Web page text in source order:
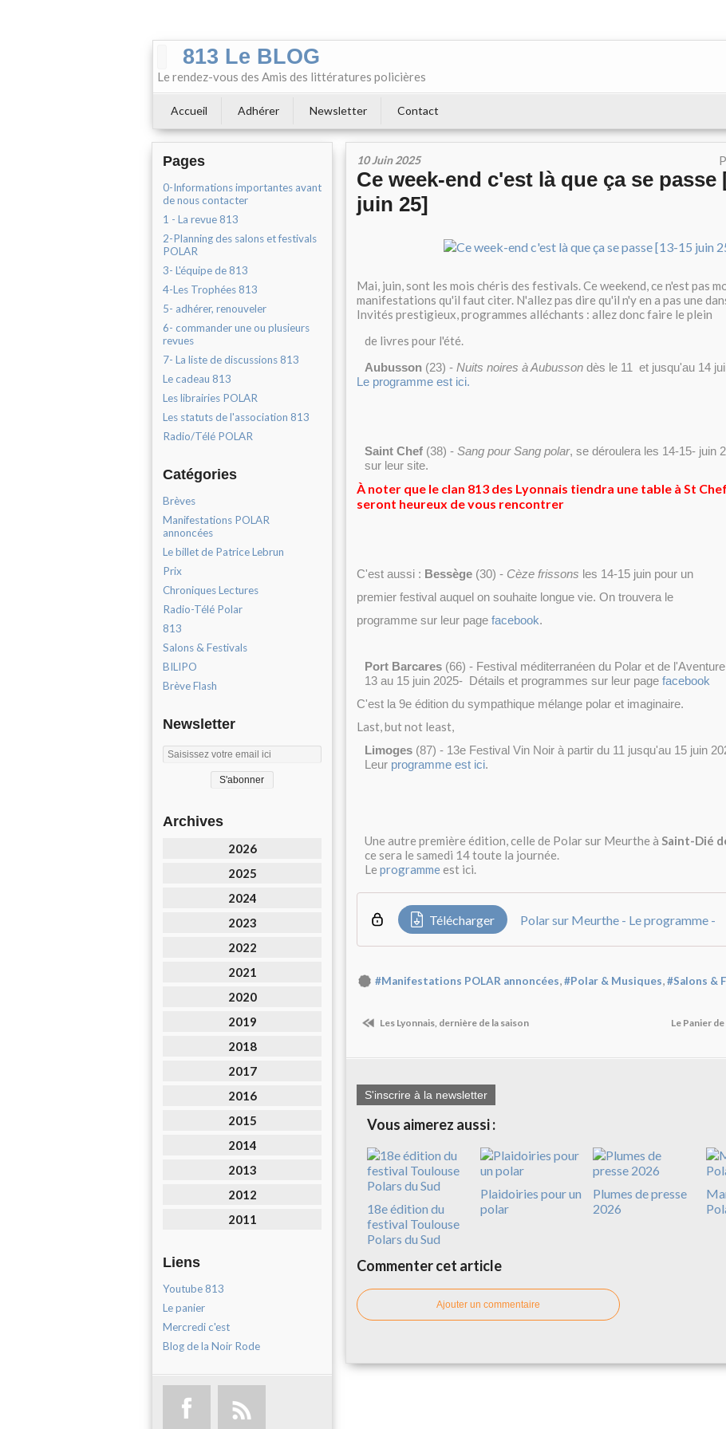
813 Le BLOG
Le rendez-vous des Amis des littératures policières
Accueil Adhérer Newsletter Contact
Pages
0-Informations importantes avant
de nous contacter
1 - La revue 813
2-Planning des salons et festivals
POLAR
3- L'équipe de 813
4-Les Trophées 813
5- adhérer, renouveler
6- commander une ou plusieurs
revues
7- La liste de discussions 813
Le cadeau 813
Les librairies POLAR
Les statuts de l'association 813
Radio/Télé POLAR
Catégories
Brèves
Manifestations POLAR
annoncées
Le billet de Patrice Lebrun
Prix
Chroniques Lectures
Radio-Télé Polar
813
Salons & Festivals
BILIPO
Brève Flash
Newsletter
Archives
2026
2025
2024
2023
2022
2021
2020
2019
2018
2017
2016
2015
2014
2013
2012
2011
Liens
Youtube 813
Le panier
Mercredi c'est
Blog de la Noir Rode
10 Juin 2025
Ce week-end c'est là que ça se passe
juin 25]
Mai, juin, sont les mois chéris des festivals. Ce weekend, ce n'est pas
manifestations qu'il faut citer. N'allez pas dire qu'il n'y en a pas une
Invités prestigieux, programmes alléchants : allez donc faire le plein
de livres pour l'été.
Aubusson (23) - Nuits noires à Aubusson dès le 11 et jusqu'au 14
Le programme est ici.
Saint Chef (38) - Sang pour Sang polar, se déroulera les 14-15- juin
sur leur site.
À noter que le clan 813 des Lyonnais tiendra une table à St
seront heureux de vous rencontrer
C'est aussi : Bessège (30) - Cèze frissons les 14-15 juin pour un
premier festival auquel on souhaite longue vie. On trouvera le
programme sur leur page facebook.
Port Barcares (66) - Festival méditerranéen du Polar et de l'Aventure
13 au 15 juin 2025- Détails et programmes sur leur page facebook
C'est la 9e édition du sympathique mélange polar et imaginaire.
Last, but not least,
Limoges (87) - 13e Festival Vin Noir à partir du 11 jusqu'au 15 juin
Leur programme est ici.
Une autre première édition, celle de Polar sur Meurthe à Saint-Dié
ce sera le samedi 14 toute la journée.
Le programmeest ici.
Télécharger Polar sur Meurthe - Le programme -
#Manifestations POLAR annoncées,#Polar & Musiques,#Salons &
Les Lyonnais, dernière de la saison Le Panier
S'inscrire à la newsletter
Vous aimerez aussi :
18e édition du
festival Toulouse
Polars du Sud
Plaidoiries pour un
polar
Plumes de presse
2026
Commenter cet article
Ajouter un commentaire